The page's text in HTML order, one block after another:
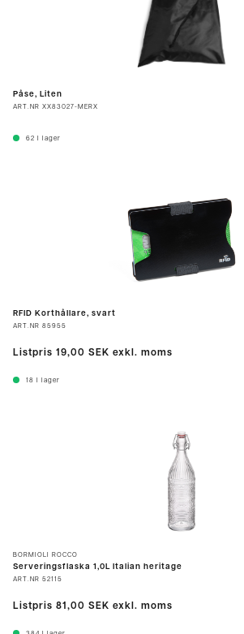
Påse, Liten
ART.NR XX83027-MERX
62 I lager
RFID Korthållare, svart
ART.NR 85955
Listpris 19,00 SEK exkl. moms
18 I lager
BORMIOLI ROCCO
Serveringsflaska 1,0L Italian heritage
ART.NR 52115
Listpris 81,00 SEK exkl. moms